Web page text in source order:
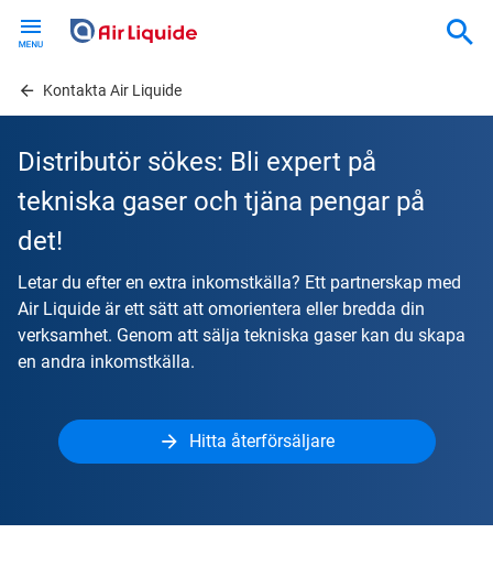
contentKontakta Air Liquide
Distributör sökes: Bli expert på
tekniska gaser och tjäna pengar på
det!
Letar du efter en extra inkomstkälla? Ett partnerskap med
Air Liquide är ett sätt att omorientera eller bredda din
verksamhet. Genom att sälja tekniska gaser kan du skapa
en andra inkomstkälla.
Hitta återförsäljare